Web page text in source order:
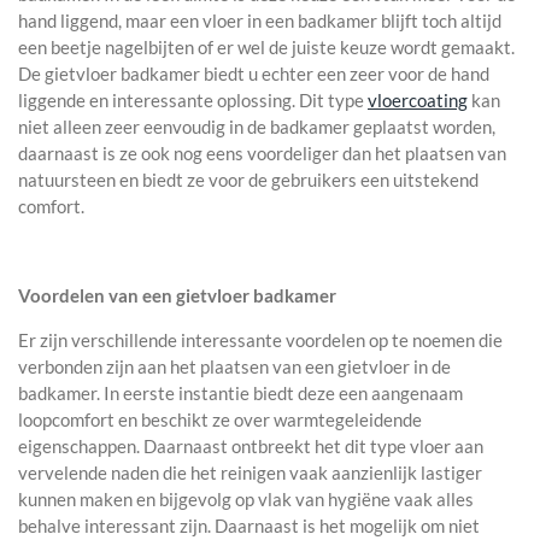
hand liggend, maar een vloer in een badkamer blijft toch altijd
een beetje nagelbijten of er wel de juiste keuze wordt gemaakt.
De gietvloer badkamer biedt u echter een zeer voor de hand
liggende en interessante oplossing. Dit typevloercoating kan
niet alleen zeer eenvoudig in de badkamer geplaatst worden,
daarnaast is ze ook nog eens voordeliger dan het plaatsen van
natuursteen en biedt ze voor de gebruikers een uitstekend
comfort.
Voordelen van een gietvloer badkamer
Er zijn verschillende interessante voordelen op te noemen die
verbonden zijn aan het plaatsen van een gietvloer in de
badkamer. In eerste instantie biedt deze een aangenaam
loopcomfort en beschikt ze over warmtegeleidende
eigenschappen. Daarnaast ontbreekt het dit type vloer aan
vervelende naden die het reinigen vaak aanzienlijk lastiger
kunnen maken en bijgevolg op vlak van hygiëne vaak alles
behalve interessant zijn. Daarnaast is het mogelijk om niet